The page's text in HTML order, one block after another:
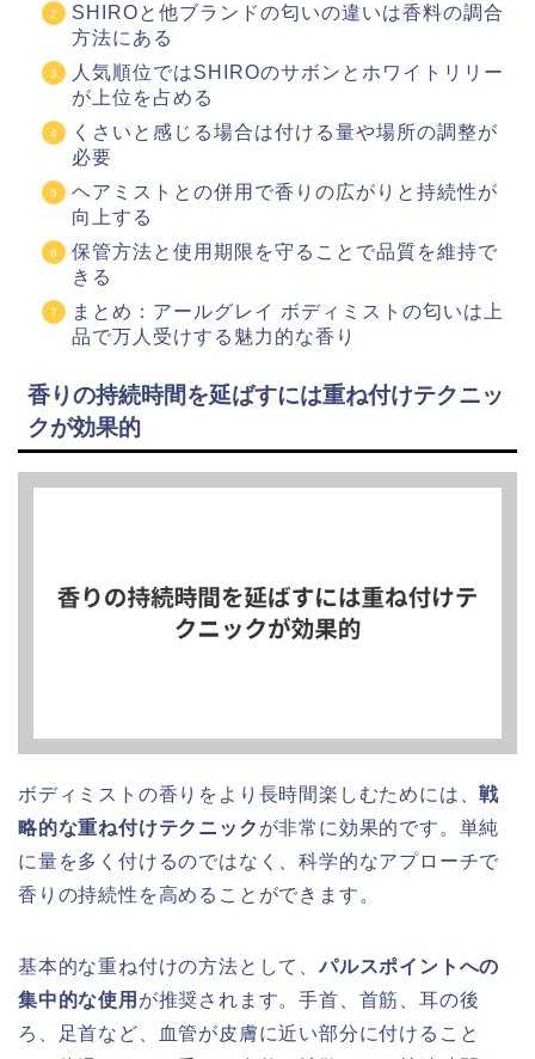
SHIROと他ブランドの匂いの違いは香料の調合
方法にある
人気順位ではSHIROのサボンとホワイトリリー
が上位を占める
くさいと感じる場合は付ける量や場所の調整が
必要
ヘアミストとの併用で香りの広がりと持続性が
向上する
保管方法と使用期限を守ることで品質を維持で
きる
まとめ：アールグレイ ボディミストの匂いは上
品で万人受けする魅力的な香り
香りの持続時間を延ばすには重ね付けテクニッ
クが効果的
ボディミストの香りをより長時間楽しむためには、戦
略的な重ね付けテクニック が非常に効果的です。単純
に量を多く付けるのではなく、科学的なアプローチで
香りの持続性を高めることができます。
基本的な重ね付けの方法として、パルスポイントへの
集中的な使用 が推奨されます。手首、首筋、耳の後
ろ、足首など、血管が皮膚に近い部分に付けること